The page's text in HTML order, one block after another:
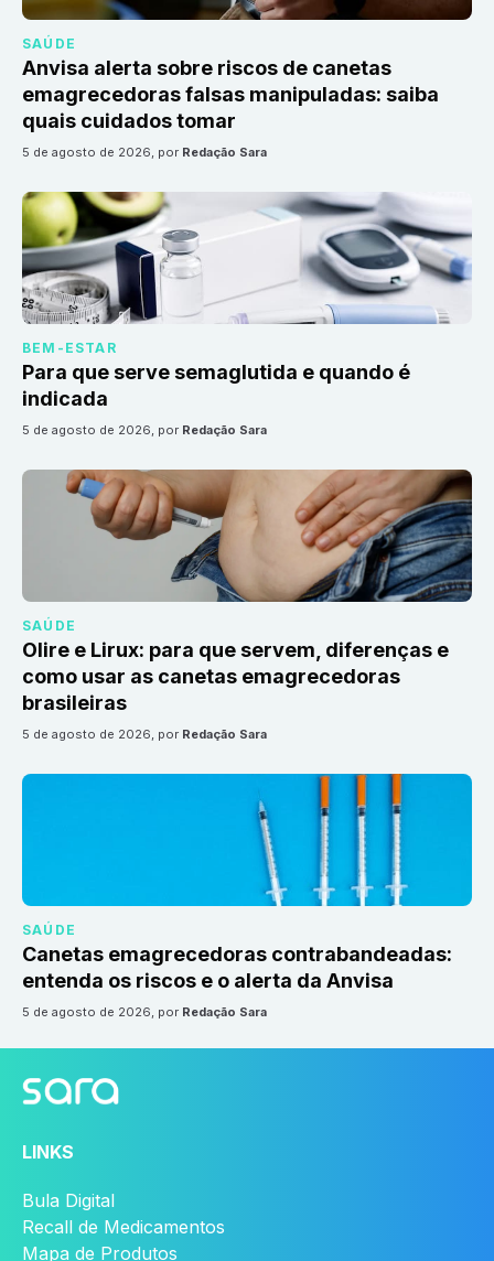
SAÚDE
Anvisa alerta sobre riscos de canetas
emagrecedoras falsas manipuladas: saiba
quais cuidados tomar
5 de agosto de 2026, por Redação Sara
BEM-ESTAR
Para que serve semaglutida e quando é
indicada
5 de agosto de 2026, por Redação Sara
SAÚDE
Olire e Lirux: para que servem, diferenças e
como usar as canetas emagrecedoras
brasileiras
5 de agosto de 2026, por Redação Sara
SAÚDE
Canetas emagrecedoras contrabandeadas:
entenda os riscos e o alerta da Anvisa
5 de agosto de 2026, por Redação Sara
LINKS
Bula Digital
Recall de Medicamentos
Mapa de Produtos